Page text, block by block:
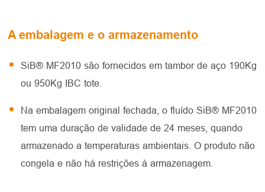
A embalagem e o armazenamento
SiB® MF2010 são fornecidos em tambor de aço 190Kg
ou 950Kg IBC tote.
Na embalagem original fechada, o fluído SiB® MF2010
tem uma duração de validade de 24 meses, quando
armazenado a temperaturas ambientais. O produto não
congela e não há restrições à armazenagem.